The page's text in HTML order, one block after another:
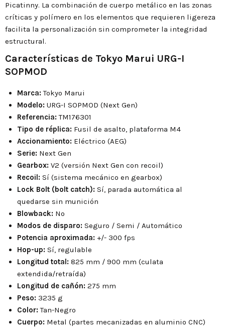
Picatinny. La combinación de cuerpo metálico en las zonas
críticas y polímero en los elementos que requieren ligereza
facilita la personalización sin comprometer la integridad
estructural.
Características de Tokyo Marui URG-I
SOPMOD
Marca:Tokyo Marui
Modelo: URG-I SOPMOD (Next Gen)
Referencia:TM176301
Tipo de réplica: Fusil de asalto, plataforma M4
Accionamiento: Eléctrico (AEG)
Serie: Next Gen
Gearbox: V2 (versión Next Gen con recoil)
Recoil: Sí (sistema mecánico en gearbox)
Lock Bolt (bolt catch): Sí, parada automática al
quedarse sin munición
Blowback: No
Modos de disparo: Seguro / Semi / Automático
Potencia aproximada: +/- 300 fps
Hop-up: Sí, regulable
Longitud total: 825 mm / 900 mm (culata
extendida/retraída)
Longitud de cañón: 275 mm
Peso: 3235 g
Color:Tan-Negro
Cuerpo: Metal (partes mecanizadas en aluminio CNC)